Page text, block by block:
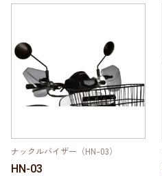
ナックルバイザー（HN-03）
HN-03